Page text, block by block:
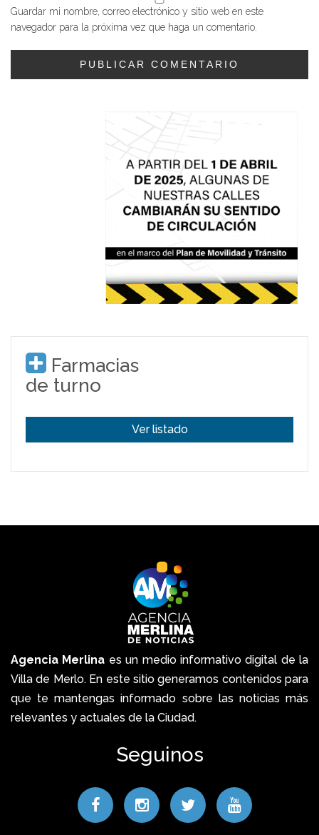
Guardar mi nombre, correo electrónico y sitio web en este
navegador para la próxima vez que haga un comentario.
Farmacias
de turno
Ver listado
Agencia Merlina es un medio informativo digital de la
Villa de Merlo. En este sitio generamos contenidos para
que te mantengas informado sobre las noticias más
relevantes y actuales de la Ciudad.
Seguinos